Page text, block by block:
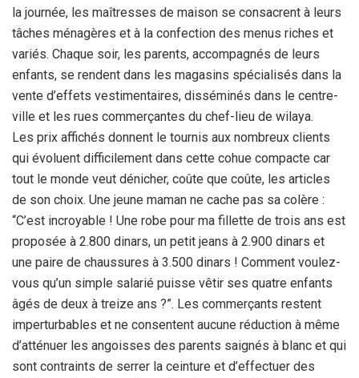
la journée, les maîtresses de maison se consacrent à leurs
tâches ménagères et à la confection des menus riches et
variés. Chaque soir, les parents, accompagnés de leurs
enfants, se rendent dans les magasins spécialisés dans la
vente d’effets vestimentaires, disséminés dans le centre-
ville et les rues commerçantes du chef-lieu de wilaya.
Les prix affichés donnent le tournis aux nombreux clients
qui évoluent difficilement dans cette cohue compacte car
tout le monde veut dénicher, coûte que coûte, les articles
de son choix. Une jeune maman ne cache pas sa colère :
“C’est incroyable ! Une robe pour ma fillette de trois ans est
proposée à 2.800 dinars, un petit jeans à 2.900 dinars et
une paire de chaussures à 3.500 dinars ! Comment voulez-
vous qu’un simple salarié puisse vêtir ses quatre enfants
âgés de deux à treize ans ?”. Les commerçants restent
imperturbables et ne consentent aucune réduction à même
d’atténuer les angoisses des parents saignés à blanc et qui
sont contraints de serrer la ceinture et d’effectuer des